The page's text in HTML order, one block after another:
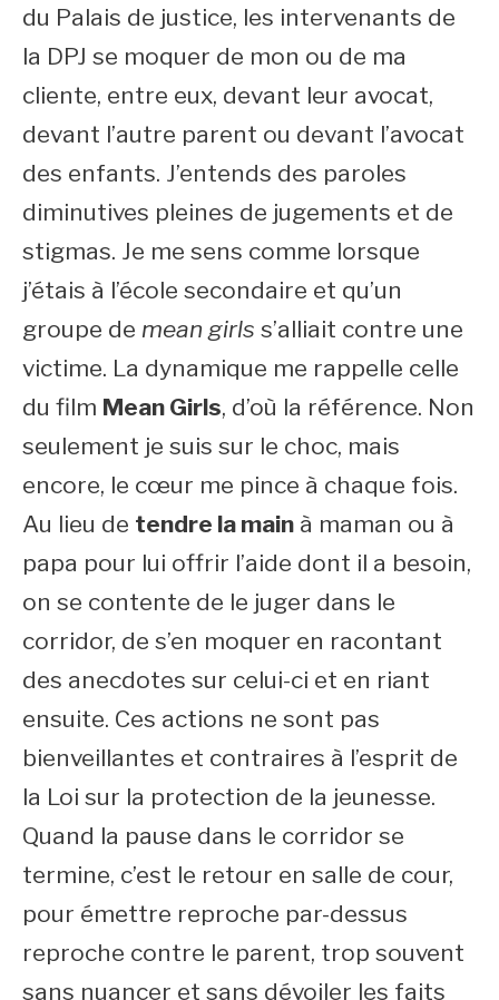
du Palais de justice, les intervenants de
la DPJ se moquer de mon ou de ma
cliente, entre eux, devant leur avocat,
devant l’autre parent ou devant l’avocat
des enfants. J’entends des paroles
diminutives pleines de jugements et de
stigmas. Je me sens comme lorsque
j’étais à l’école secondaire et qu’un
groupe de mean girls s’alliait contre une
victime. La dynamique me rappelle celle
du film Mean Girls, d’où la référence. Non
seulement je suis sur le choc, mais
encore, le cœur me pince à chaque fois.
Au lieu de tendre la main à maman ou à
papa pour lui offrir l’aide dont il a besoin,
on se contente de le juger dans le
corridor, de s’en moquer en racontant
des anecdotes sur celui-ci et en riant
ensuite. Ces actions ne sont pas
bienveillantes et contraires à l’esprit de
la Loi sur la protection de la jeunesse.
Quand la pause dans le corridor se
termine, c’est le retour en salle de cour,
pour émettre reproche par-dessus
reproche contre le parent, trop souvent
sans nuancer et sans dévoiler les faits